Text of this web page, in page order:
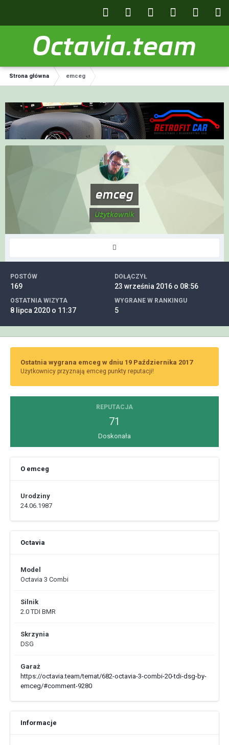
Octavia.team
Strona główna emceg
emceg
Użytkownik
POSTÓW
169
DOŁĄCZYŁ
23 września 2016 o 08:56
OSTATNIA WIZYTA
8 lipca 2020 o 11:37
WYGRANE W RANKINGU
5
Ostatnia wygrana emceg w dniu 19 Października 2017
Użytkownicy przyznają emceg punkty reputacji!
REPUTACJA
71
Doskonała
O emceg
Urodziny
24.06.1987
Octavia
Model
Octavia 3 Combi
Silnik
2.0 TDI BMR
Skrzynia
DSG
Garaż
https://octavia.team/temat/682-octavia-3-combi-20-tdi-dsg-by-
emceg/#comment-9280
Informacje